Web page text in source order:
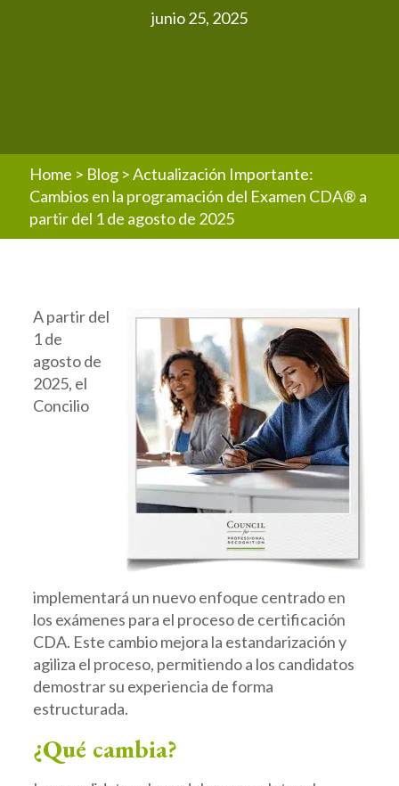
junio 25, 2025
Home > Blog >Actualización Importante:
Cambios en la programación del Examen CDA® a
partir del 1 de agosto de 2025
A partir del
1 de
agosto de
2025, el
Concilio
implementará un nuevo enfoque centrado en
los exámenes para el proceso de certificación
CDA. Este cambio mejora la estandarización y
agiliza el proceso, permitiendo a los candidatos
demostrar su experiencia de forma
estructurada.
¿Qué cambia?